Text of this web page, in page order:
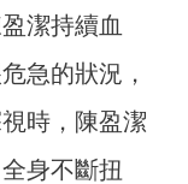
潔持續血
急的狀況，
時，陳盈潔
身不斷扭